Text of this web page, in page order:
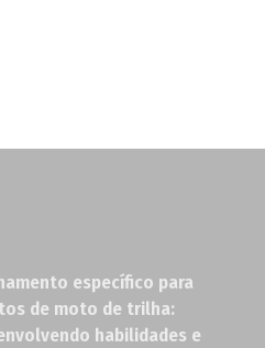
específico para
de moto de trilha:
habilidades e